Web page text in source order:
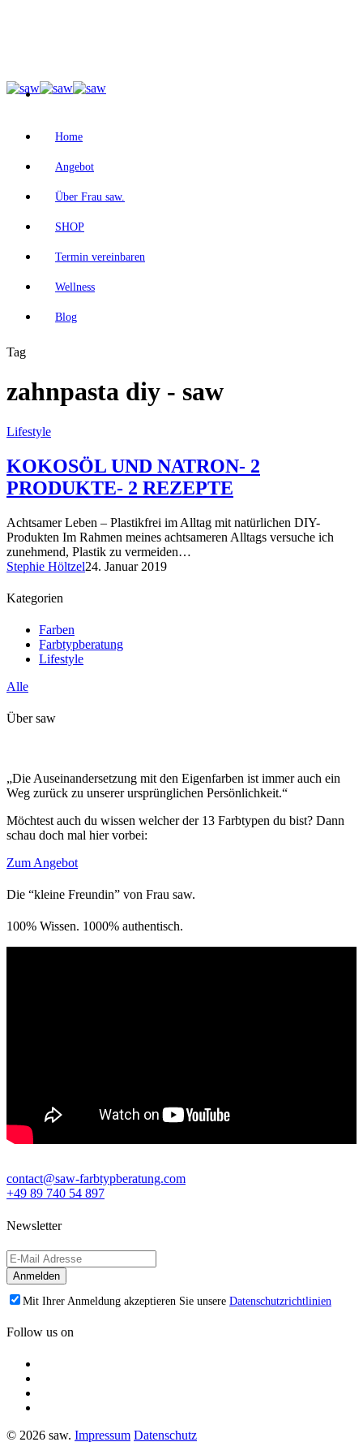
Home
Angebot
Über Frau saw.
SHOP
Termin vereinbaren
Wellness
Blog
Tag
zahnpasta diy - saw
Lifestyle
KOKOSÖL UND NATRON- 2
PRODUKTE- 2 REZEPTE
Achtsamer Leben – Plastikfrei im Alltag mit natürlichen DIY-
Produkten Im Rahmen meines achtsameren Alltags versuche ich
zunehmend, Plastik zu vermeiden…
Stephie Höltzel24. Januar 2019
Kategorien
Farben
Farbtypberatung
Lifestyle
Alle
Über saw
„Die Auseinandersetzung mit den Eigenfarben ist immer auch ein
Weg zurück zu unserer ursprünglichen Persönlichkeit.“
Möchtest auch du wissen welcher der 13 Farbtypen du bist? Dann
schau doch mal hier vorbei:
Zum Angebot
Die “kleine Freundin” von Frau saw.
100% Wissen. 1000% authentisch.
contact@saw-farbtypberatung.com
+49 89 740 54 897
Newsletter
Mit Ihrer Anmeldung akzeptieren Sie unsere Datenschutzrichtlinien
Follow us on
© 2026 saw. Impressum Datenschutz